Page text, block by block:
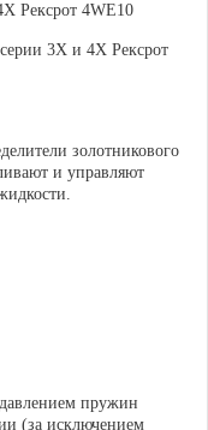
Рексрот 4WE10
золотникового
и управляют
пружин
(за исключением